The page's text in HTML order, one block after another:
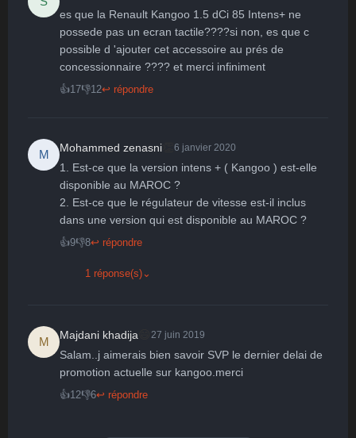
es que la Renault Kangoo 1.5 dCi 85 Intens+ ne
possede pas un ecran tactile????si non, es que c
possible d 'ajouter cet accessoire au prés de
👍17👎12↩ répondre
M
Mohammed zenasni 6 janvier 2020
1. Est-ce que la version intens + ( Kangoo ) est-elle
disponible au MAROC ?
2. Est-ce que le régulateur de vitesse est-il inclus
dans une version qui est disponible au MAROC ?
👍9👎8↩ répondre
1 réponse(s) ⌄
M
Majdani khadija 27 juin 2019
Salam..j aimerais bien savoir SVP le dernier delai de
promotion actuelle sur kangoo.merci
👍12👎6↩ répondre